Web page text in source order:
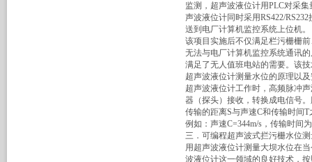
监测，超声波液位计用PLC对采
声波液位计同时采用RS422/
送到电厂计算机监控系统上位机。
该项目实施后不仅满足栏污栅栅
无法与电厂计算机监控系统通讯
满足了无人值班电站的需要。该
超声波液位计测量水位的原理以
超声波液位计工作时，高频脉冲
器（探头）接收，转换成电信号
传输的距离S与声速C和传输时间
例如：声速C=344m/s，传输时间
三．可编程超声波式拦污栅水位
用超声波液位计测量大坝水位在
波液位计这一领域的良好技术，